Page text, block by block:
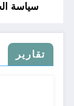
سياسة
تقارير